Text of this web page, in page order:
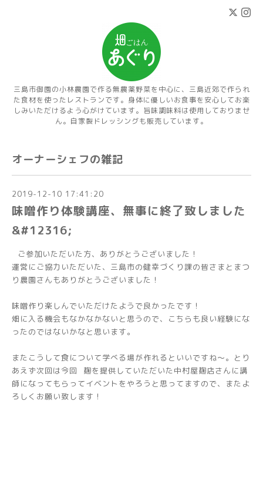
三島市御園の小林農園で作る無農薬野菜を中心に、三島近郊で作られ
た食材を使ったレストランです。身体に優しいお食事を安心してお楽
しみいただけるよう心がけています。旨味調味料は使用しておりませ
ん。自家製ドレッシングも販売しています。
オーナーシェフの雑記
2019-12-10 17:41:20
味噌作り体験講座、無事に終了致しました
&#12316;
ご参加いただいた方、ありがとうございました！
運営にご協力いただいた、三島市の健幸づくり課の皆さまとまつ
り農園さんもありがとうございました！
味噌作り楽しんでいただけたようで良かったです！
畑に入る機会もなかなかないと思うので、こちらも良い経験にな
ったのではないかなと思います。
またこうして食について学べる場が作れるといいですね～。とり
あえず次回は今回 麹を提供していただいた中村屋麹店さんに講
師になってもらってイベントをやろうと思ってますので、またよ
ろしくお願い致します！